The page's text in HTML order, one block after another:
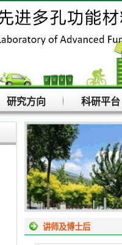
研究方向 科研平台
讲师及博士后